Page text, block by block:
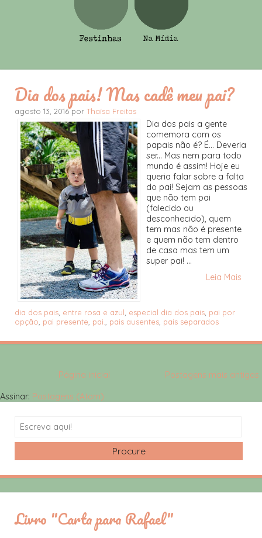
Dia dos pais! Mas cadê meu pai?
agosto 13, 2016 por Thaísa Freitas
Dia dos pais a gente
comemora com os
papais não é? É... Deveria
ser... Mas nem para todo
mundo é assim! Hoje eu
queria falar sobre a falta
do pai! Sejam as pessoas
que não tem pai
(falecido ou
desconhecido), quem
tem mas não é presente
e quem não tem dentro
de casa mas tem um
super pai! ...
Leia Mais
dia dos pais entre rosa e azul especial dia dos pais pai por
opção pai presente pai. pais ausentes pais separados
Postagens mais antigas
Página inicial
Assinar: Postagens (Atom)
Search
Livro "Carta para Rafael"